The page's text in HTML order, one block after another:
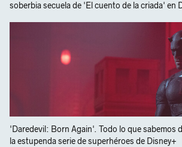
soberbia secuela de 'El cuento de la criada' en
'Daredevil: Born Again'. Todo lo que sabemos
la estupenda serie de superhéroes de Disney+